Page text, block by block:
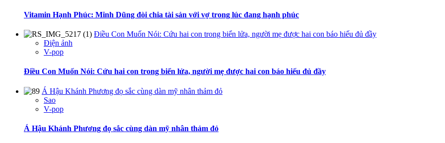
Vitamin Hạnh Phúc: Minh Dũng đòi chia tài sản với vợ trong lúc đang hạnh phúc
Điều Con Muốn Nói: Cứu hai con trong biển lửa, người mẹ được hai con báo hiếu đủ đầy
Điện ảnh
V-pop
Điều Con Muốn Nói: Cứu hai con trong biển lửa, người mẹ được hai con báo hiếu đủ đầy
Á Hậu Khánh Phương đọ sắc cùng dàn mỹ nhân thảm đỏ
Sao
V-pop
Á Hậu Khánh Phương đọ sắc cùng dàn mỹ nhân thảm đỏ